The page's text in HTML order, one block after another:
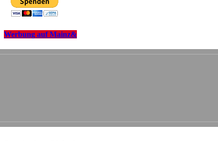
Werbung auf Mainz&